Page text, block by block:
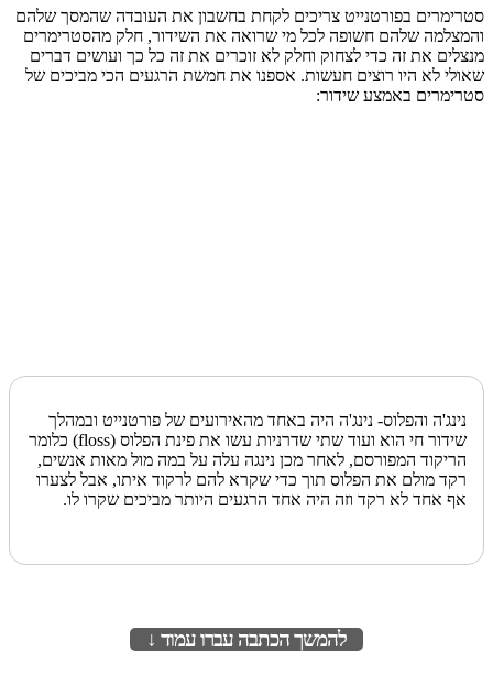
סטרימרים בפורטנייט צריכים לקחת בחשבון את העובדה שהמסך שלהם
והמצלמה שלהם חשופה לכל מי שרואה את השידור, חלק מהסטרימרים
מנצלים את זה כדי לצחוק וחלק לא זוכרים את זה כל כך ועושים דברים
שאולי לא היו רוצים חעשות. אספנו את חמשת הרגעים הכי מביכים של
סטרימרים באמצע שידור:
נינג'ה והפלוס- נינג'ה היה באחד מהאירועים של פורטנייט ובמהלך
שידור חי הוא ועוד שתי שדרניות עשו את פינת הפלוס (floss) כלומר
הריקוד המפורסם, לאחר מכן נינגה עלה על במה מול מאות אנשים,
רקד מולם את הפלוס תוך כדי שקרא להם לרקוד איתו, אבל לצערו
אף אחד לא רקד וזה היה אחד הרגעים היותר מביכים שקרו לו.
להמשך הכתבה עברו עמוד ↓